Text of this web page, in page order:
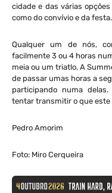
cidade e das várias
como do convívio e da festa.
Qualquer um de nós,
facilmente 3 ou 4 horas
meia ou um triatlo. A
de passar umas horas a
participando numa
tentar transmitir o que este
Pedro Amorim
Foto: Miro Cerqueira